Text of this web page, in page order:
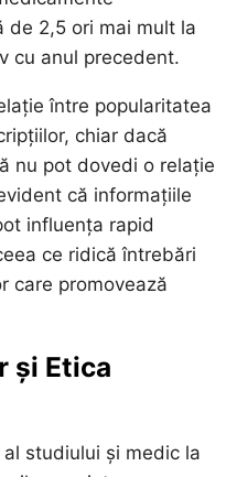
de 2,5 ori mai mult la
cu anul precedent.
între popularitatea
chiar dacă
nu pot dovedi o relație
că informațiile
influența rapid
ce ridică întrebări
care promovează
și Etica
studiului și medic la